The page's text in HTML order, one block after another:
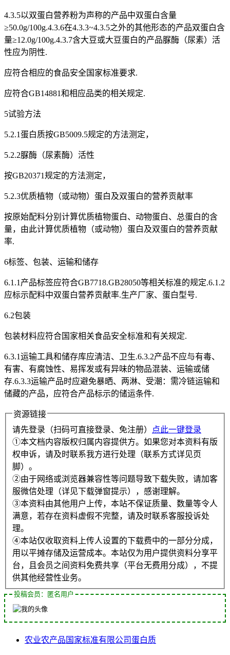
4.3.5以双蛋白营养粉为声称的产品中双蛋白含量
≥50.0g/100g.4.3.6在4.3.3~4.3.5之外的其他形态的产品双蛋白含
量≥12.0g/100g.4.3.7含大豆或大豆蛋白的产品脲酶（尿素）活
性应为阴性.
应符合相应的食品安全国家标准要求.
应符合GB14881和相应品类的相关规定.
5试验方法
5.2.1蛋白质按GB5009.5规定的方法测定，
5.2.2脲酶（尿素酶）活性
按GB20371规定的方法测定，
5.2.3优质植物（或动物）蛋白及双蛋白的营养贡献率
按原始配料分别计算优质植物蛋白、动物蛋白、总蛋白的含
量，由此计算优质植物（或动物）蛋白及双蛋白的营养贡献
率.
6标签、包装、运输和储存
6.1.1产品标签应符合GB7718.GB28050等相关标准的规定.6.1.2
应标示配料中双蛋白营养贡献率.生产厂家、蛋白型号.
6.2包装
包装材料应符合国家相关食品安全标准和有关规定.
6.3.1运输工具和储存库应清洁、卫生.6.3.2产品不应与有毒、
有害、有腐蚀性、易挥发或有异味的物品混装、运输或储
存.6.3.3运输产品时应避免暴晒、两淋、受潮：需冷链运输和
储藏的产品，应符合产品标示的储运条件.
资源链接
请先登录（扫码可直接登录、免注册）
点此一键登录
①本文档内容版权归属内容提供方。如果您对本资料有版
权申诉，请及时联系我方进行处理（联系方式详见页
脚）。
②由于网络或浏览器兼容性等问题导致下载失败，请加客
服微信处理（详见下载弹窗提示），感谢理解。
③本资料由其他用户上传，本站不保证质量、数量等令人
满意，若存在资料虚假不完整，请及时联系客服投诉处
理。
④本站仅收取资料上传人设置的下载费中的一部分分成，
用以平摊存储及运营成本。本站仅为用户提供资料分享平
台，且会员之间资料免费共享（平台无费用分成），不提
供其他经营性业务。
投稿会员：匿名用户
农业农产品 国家标准有限公司蛋白质